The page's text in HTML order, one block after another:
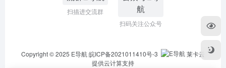
扫描进交流群
扫码关注公众号
Copyright © 2025 E导航皖ICP备2021011410号-3
莱卡云
提供云计算支持